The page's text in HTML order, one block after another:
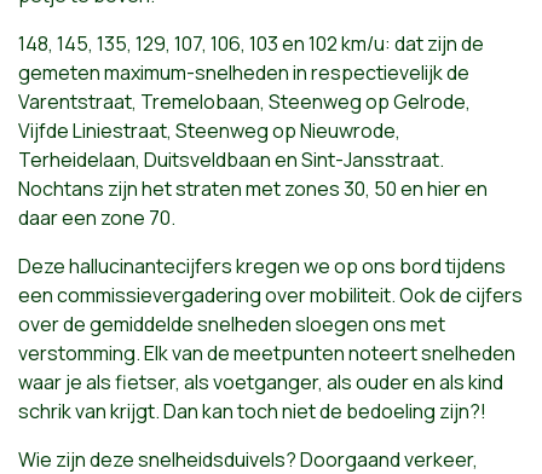
​148, 145, 135, 129, 107, 106, 103 en 102 km/u: dat zijn de
gemeten maximum-snelheden in respectievelijk de
Varentstraat, Tremelobaan, Steenweg op Gelrode,
Vijfde Liniestraat, Steenweg op Nieuwrode,
Terheidelaan, Duitsveldbaan en Sint-Jansstraat.
Nochtans zijn het straten met zones 30, 50 en hier en
daar een zone 70.
Deze hallucinante​cijfers kregen we op ons bord tijdens
een commissievergadering over mobiliteit. Ook de cijfers
over de gemiddelde snelheden sloegen ons met
verstomming. Elk van de meetpunten noteert snelheden
waar je als fietser, als voetganger, als ouder en als kind
schrik van krijgt. Dan kan toch niet de bedoeling zijn?!
​Wie zijn deze snelheidsduivels? Doorgaand verkeer,